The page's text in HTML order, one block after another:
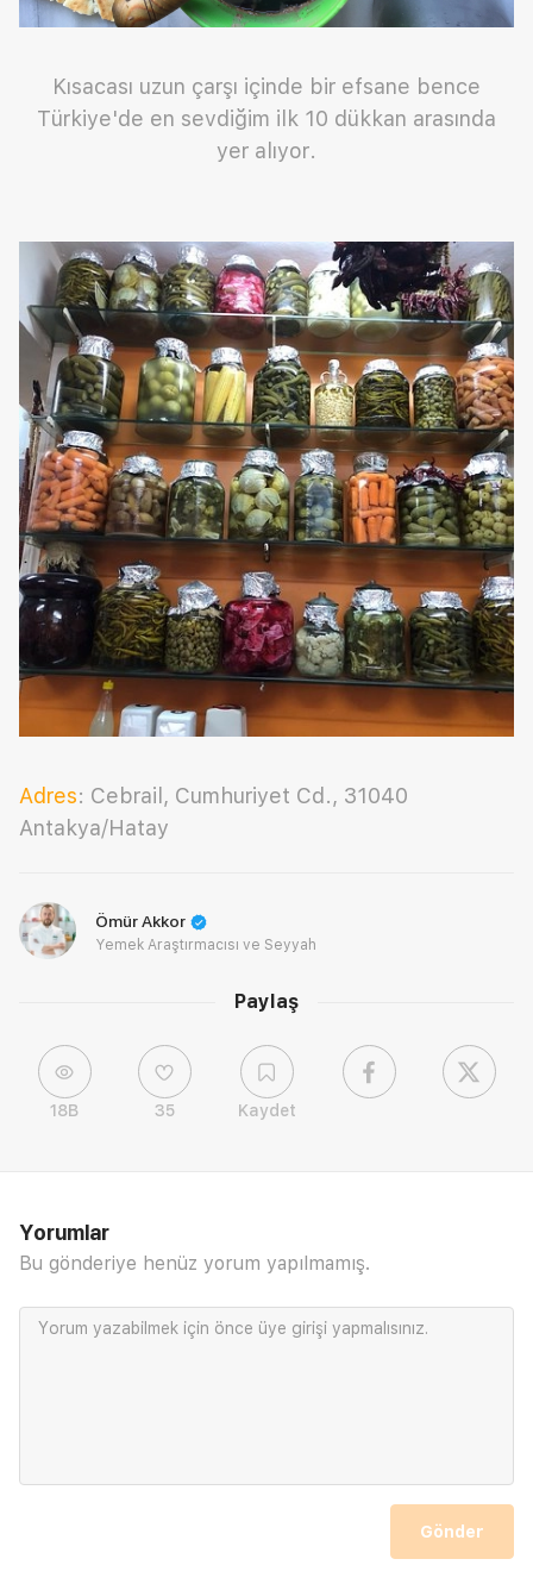
Paylaş
18B 35 Kaydet
Kısacası uzun çarşı içinde bir efsane bence
Türkiye'de en sevdiğim ilk 10 dükkan arasında
yer alıyor.
Adres: Cebrail, Cumhuriyet Cd., 31040
Antakya/Hatay
Ömür Akkor
Yemek Araştırmacısı ve Seyyah
Yorumlar
Bu gönderiye henüz yorum yapılmamış.
Yorum yazabilmek için önce üye girişi yapmalısınız.
Gönder